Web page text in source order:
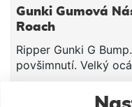
Gunki Gumová
Roach
Ripper Gunki G
povšimnutí. Velký
stabilní. Ideální